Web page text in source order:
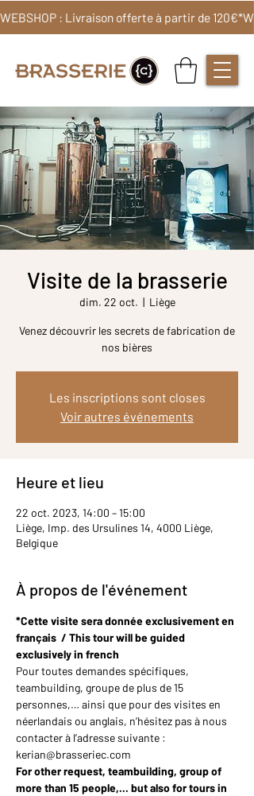
WEBSHOP : Livraison offerte à partir de 120€*
Visite de la brasserie
dim. 22 oct.
  |
Liège
Venez découvrir les secrets de fabrication de
nos bières
Les inscriptions sont closes
Voir autres événements
Heure et lieu
22 oct. 2023, 14:00 – 15:00
Liège, Imp. des Ursulines 14, 4000 Liège,
Belgique
À propos de l'événement
*Cette visite sera donnée exclusivement en
français  / This tour will be guided
exclusively in french
Pour toutes demandes spécifiques,
teambuilding, groupe de plus de 15
personnes,… ainsi que pour des visites en
néerlandais ou anglais, n’hésitez pas à nous
contacter à l’adresse suivante :
kerian@brasseriec.com
For other request, teambuilding, group of
more than 15 people,... but also for tours in